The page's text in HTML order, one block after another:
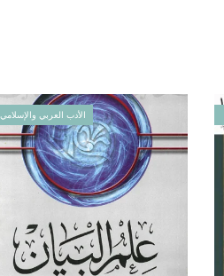
الأدب العربي والإسلامي